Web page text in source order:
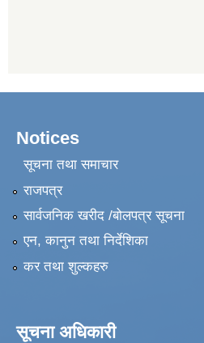
Notices
सूचना तथा समाचार
राजपत्र
सार्वजनिक खरीद /बोलपत्र सूचना
एन, कानुन तथा निर्देशिका
कर तथा शुल्कहरु
सूचना अधिकारी